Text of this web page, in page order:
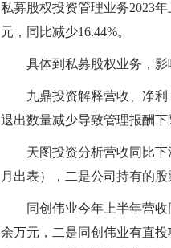
私募股权投资管理业务2023
元，同比减少16.44%。
具体到私募股权业务，影
九鼎投资解释营收、净
退出数量减少导致管理报酬下
天图投资分析营收同比
月出表），二是公司持有的
同创伟业今年上半年营
余万元，二是同创伟业有直